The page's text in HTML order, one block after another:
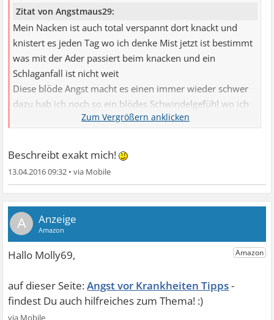
Zitat von Angstmaus29:
Mein Nacken ist auch total verspannt dort knackt und
knistert es jeden Tag wo ich denke Mist jetzt ist bestimmt
was mit der Ader passiert beim knacken und ein
Schlaganfall ist nicht weit
Diese blöde Angst macht es einen immer wieder schwer
dazu hab ich noch so ein blödes Schwindelgefühl wo ich
mich dann manchmal so rein steigere mit der Angst
Beschreibt exakt mich!
13.04.2016 09:32 •
A
Angst vor Krankheiten Tipps